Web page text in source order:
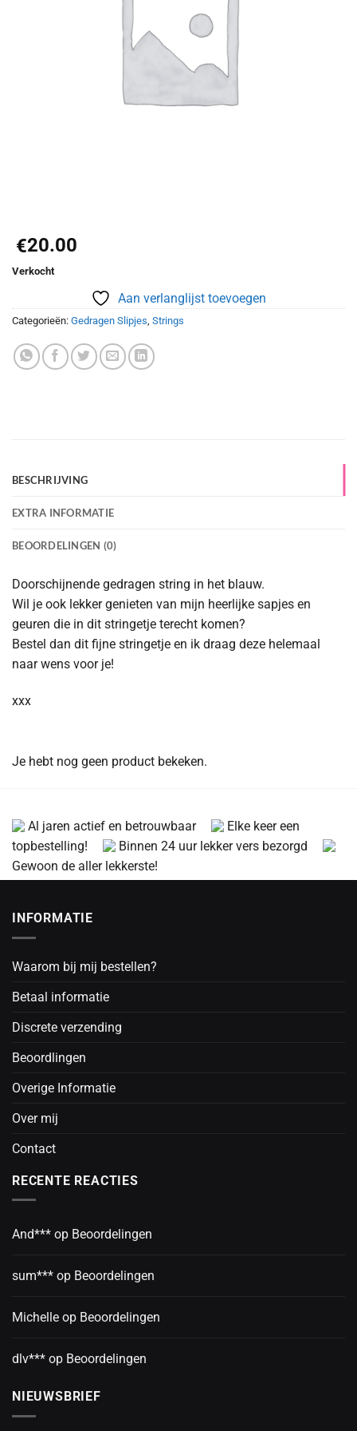
€20.00
Verkocht
Aan verlanglijst toevoegen
Categorieën: Gedragen Slipjes, Strings
BESCHRIJVING
EXTRA INFORMATIE
BEOORDELINGEN (0)
Doorschijnende gedragen string in het blauw.
Wil je ook lekker genieten van mijn heerlijke sapjes en
geuren die in dit stringetje terecht komen?
Bestel dan dit fijne stringetje en ik draag deze helemaal
naar wens voor je!
xxx
Je hebt nog geen product bekeken.
Al jaren actief en betrouwbaar
Elke keer een
topbestelling!
Binnen 24 uur lekker vers bezorgd
Gewoon de aller lekkerste!
INFORMATIE
Waarom bij mij bestellen?
Betaal informatie
Discrete verzending
Beoordlingen
Overige Informatie
Over mij
Contact
RECENTE REACTIES
And*** op Beoordelingen
sum*** op Beoordelingen
Michelle op Beoordelingen
dlv*** op Beoordelingen
NIEUWSBRIEF